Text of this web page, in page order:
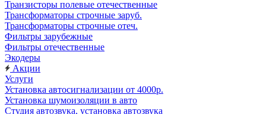
Транзисторы полевые отечественные
Трансформаторы строчные заруб.
Трансформаторы строчные отеч.
Фильтры зарубежные
Фильтры отечественные
Экодеры
Акции
Услуги
Установка автосигнализации от 4000р.
Установка шумоизоляции в авто
Студия автозвука, установка автозвука